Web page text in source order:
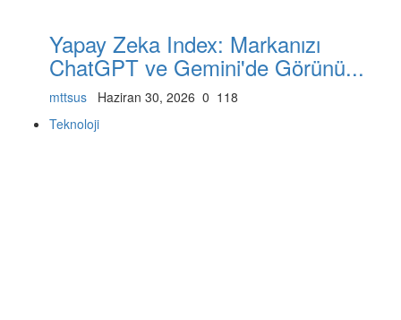
Yapay Zeka Index: Markanızı
ChatGPT ve Gemini'de Görünü...
mttsus Haziran 30, 2026 0 118
Teknoloji